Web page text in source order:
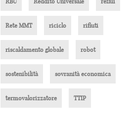
Rete MMT riciclo rifiuti
riscaldamento globale robot
sostenibilità sovranità economica
termovalorizzatore TTIP